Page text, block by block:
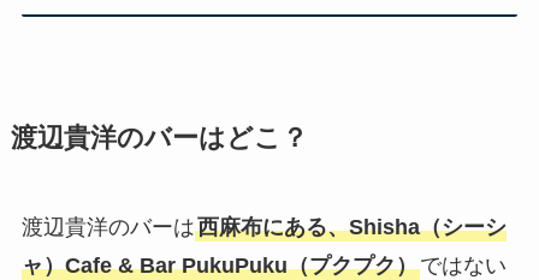
渡辺貴洋のバーはどこ？
渡辺貴洋のバーは西麻布にある、Shisha（シーシ
ャ）Cafe & Bar PukuPuku（プクプク）ではない